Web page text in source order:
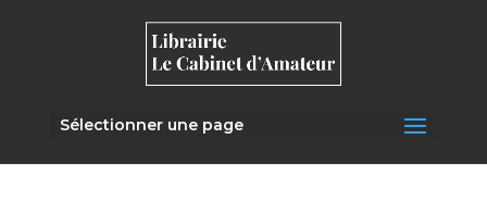
Sélectionner une page